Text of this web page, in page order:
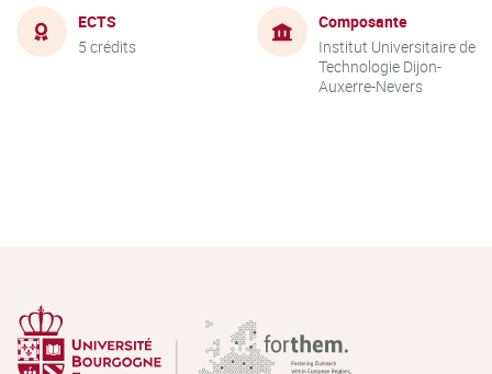
ECTS
5 crédits
Composante
Institut Universitaire de
Technologie Dijon-
Auxerre-Nevers